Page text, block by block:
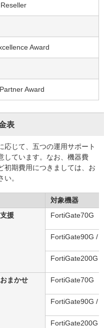
Award
Award
表
応じて、五つの運用サポート
しています。なお、機器費
初期費用につきましては、お
い。
対象機器
援
FortiGate70G
FortiGate90G /
FortiGate200G
まかせ
FortiGate70G
FortiGate90G /
FortiGate200G